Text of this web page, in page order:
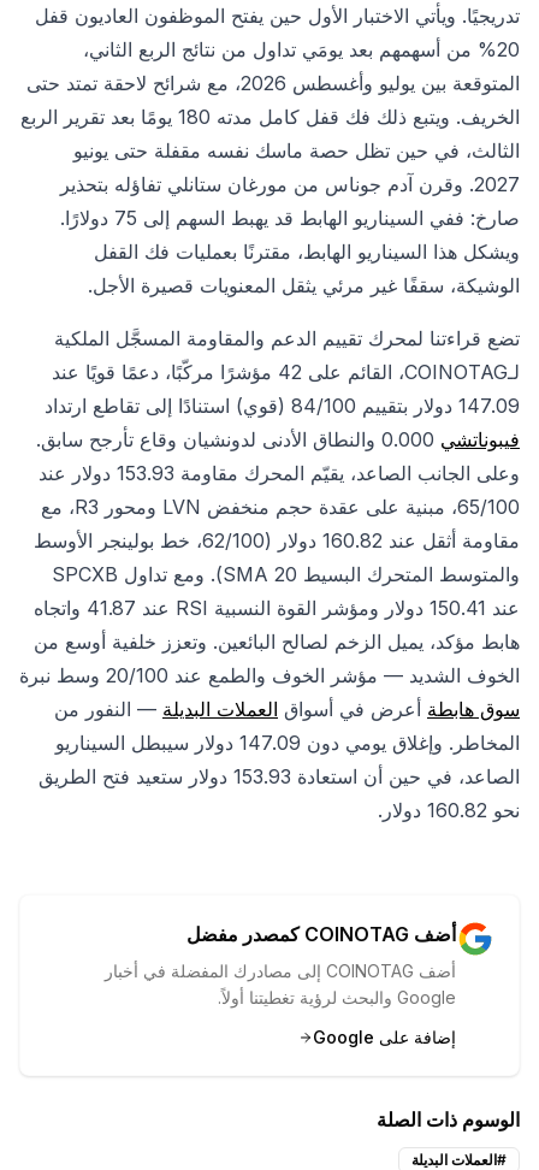
تدريجيًا. ويأتي الاختبار الأول حين يفتح الموظفون العاديون قفل
20% من أسهمهم بعد يومَي تداول من نتائج الربع الثاني،
المتوقعة بين يوليو وأغسطس 2026، مع شرائح لاحقة تمتد حتى
الخريف. ويتبع ذلك فك قفل كامل مدته 180 يومًا بعد تقرير الربع
الثالث، في حين تظل حصة ماسك نفسه مقفلة حتى يونيو
2027. وقرن آدم جوناس من مورغان ستانلي تفاؤله بتحذير
صارخ: ففي السيناريو الهابط قد يهبط السهم إلى 75 دولارًا.
ويشكل هذا السيناريو الهابط، مقترنًا بعمليات فك القفل
الوشيكة، سقفًا غير مرئي يثقل المعنويات قصيرة الأجل.
تضع قراءتنا لمحرك تقييم الدعم والمقاومة المسجَّل الملكية
لـCOINOTAG، القائم على 42 مؤشرًا مركّبًا، دعمًا قويًا عند
147.09 دولار بتقييم 84/100 (قوي) استنادًا إلى تقاطع ارتداد
فيبوناتشي
0.000 والنطاق الأدنى لدونشيان وقاع تأرجح سابق.
وعلى الجانب الصاعد، يقيّم المحرك مقاومة 153.93 دولار عند
65/100، مبنية على عقدة حجم منخفض LVN ومحور R3، مع
مقاومة أثقل عند 160.82 دولار (62/100، خط بولينجر الأوسط
والمتوسط المتحرك البسيط SMA 20). ومع تداول SPCXB
عند 150.41 دولار ومؤشر القوة النسبية RSI عند 41.87 واتجاه
هابط مؤكد، يميل الزخم لصالح البائعين. وتعزز خلفية أوسع من
الخوف الشديد — مؤشر الخوف والطمع عند 20/100 وسط نبرة
سوق هابطة أعرض في أسواق العملات البديلة — النفور من
المخاطر. وإغلاق يومي دون 147.09 دولار سيبطل السيناريو
الصاعد، في حين أن استعادة 153.93 دولار ستعيد فتح الطريق
نحو 160.82 دولار.
أضف COINOTAG كمصدر مفضل
أضف COINOTAG إلى مصادرك المفضلة في أخبار
Google والبحث لرؤية تغطيتنا أولاً.
إضافة على Google
الوسوم ذات الصلة
#العملات البديلة